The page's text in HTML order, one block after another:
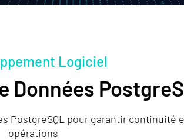
Logiciel
Données
PostgreSQL pour garantir continuité
opérations